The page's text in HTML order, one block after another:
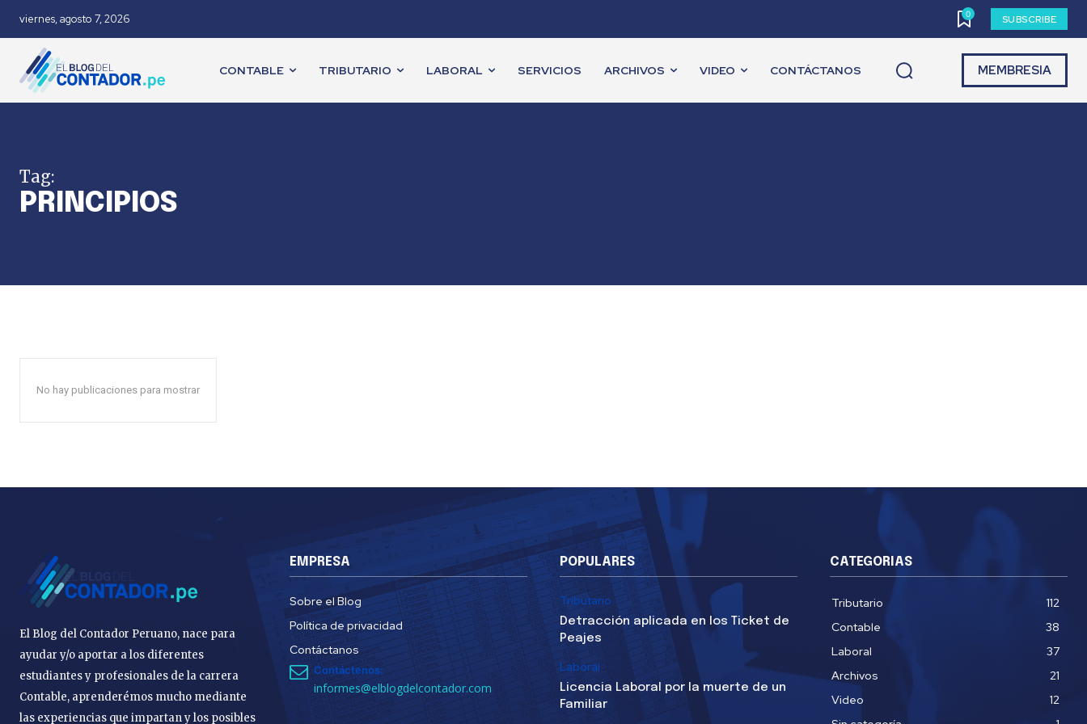
viernes, agosto 7, 2026 0 SUBSCRIBE
CONTABLE TRIBUTARIO LABORAL SERVICIOS ARCHIVOS VIDEO CONTÁCTANOS MEMBRESIA
Tag:
PRINCIPIOS
No hay publicaciones para mostrar
El Blog del Contador Peruano, nace para
ayudar y/o aportar a los diferentes
estudiantes y profesionales de la carrera
Contable, aprenderémos mucho mediante
las experiencias que impartan y los posibles
EMPRESA
Sobre el Blog
Política de privacidad
Contáctanos
Contáctenos:
informes@elblogdelcontador.com
POPULARES
Tributario
Detracción aplicada en los Ticket de
Peajes
Laboral
Licencia Laboral por la muerte de un
Familiar
CATEGORIAS
Tributario
112
Contable
38
Laboral
37
Archivos
21
Video
12